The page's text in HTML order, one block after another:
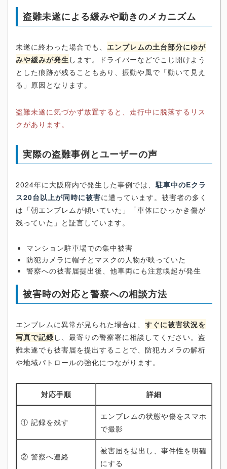
盗難未遂による緩みや動きのメカニズム
未遂に終わった場合でも、 エンブレムの土台部分にゆが
みや緩みが発生 します。ドライバーなどでこじ開けよう
とした痕跡が残ることもあり、振動や風で「動いて見え
る」原因となります。
盗難未遂に気づかず放置すると、走行中に脱落するリス
クがあります。
実際の盗難事例とユーザーの声
2024年に大阪府内で発生した事例では、駐車中のEクラ
ス20台以上が同時に被害に遭っています。被害者の多く
は「朝エンブレムが傾いていた」「車体にひっかき傷が
残っていた」と証言しています。
マンション駐車場での集中被害
防犯カメラに帽子とマスクの人物が映っていた
警察への被害届提出後、他車両にも注意喚起が発生
被害時の対応と警察への相談方法
エンブレムに異常が見られた場合は、 すぐに被害状況を
写真で記録 し、最寄りの警察署に相談してください。盗
難未遂でも被害届を提出することで、防犯カメラの解析
や地域パトロールの強化につながります。
対応手順 詳細
① 記録を残す
エンブレムの状態や傷をスマホ
で撮影
② 警察へ連絡
被害届を提出し、事件性を明確
にする